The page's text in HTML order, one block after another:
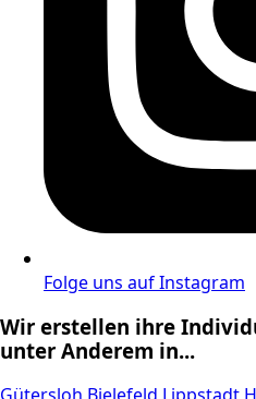
Folge uns auf Instagram
Wir erstellen ihre
unter Anderem in...